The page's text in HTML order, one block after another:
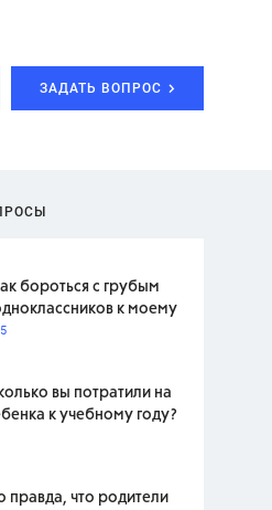
ЗАДАТЬ ВОПРОС
бороться с грубым
к моему
вы потратили на
к учебному году?
правда, что родители